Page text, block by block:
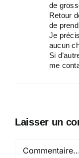
de
Retour
de
Je
aucun
Si
me
Laisser un